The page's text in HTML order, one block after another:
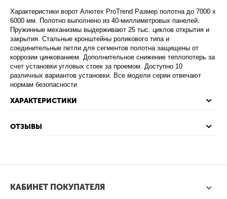
Характеристики ворот Алютех ProTrend Размер полотна до 7000 х
6000 мм. Полотно выполнено из 40-миллиметровых панелей.
Пружинные механизмы выдерживают 25 тыс. циклов открытия и
закрытия. Стальные кронштейны роликового типа и
соединительные петли для сегментов полотна защищены от
коррозии цинкованием. Дополнительное снижение теплопотерь за
счет установки угловых стоек за проемом. Доступно 10
различных вариантов установки. Все модели серии отвечают
нормам безопасности
ХАРАКТЕРИСТИКИ
ОТЗЫВЫ
КАБИНЕТ ПОКУПАТЕЛЯ